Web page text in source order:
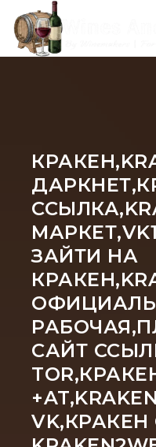
ЗАЙТИ НА
САЙТ
VK,КРАКЕН